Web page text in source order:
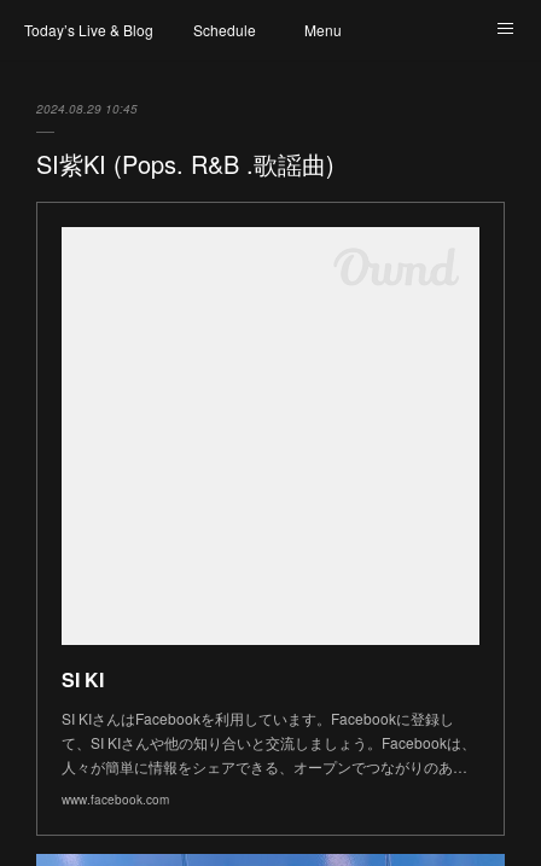
Today’s Live & Blog Schedule Menu
2024.08.29 10:45
SI紫KI (Pops. R&B .歌謡曲)
SI KI
SI KIさんはFacebookを利用しています。Facebookに登録し
て、SI KIさんや他の知り合いと交流しましょう。Facebookは、
人々が簡単に情報をシェアできる、オープンでつながりのあ…
www.facebook.com